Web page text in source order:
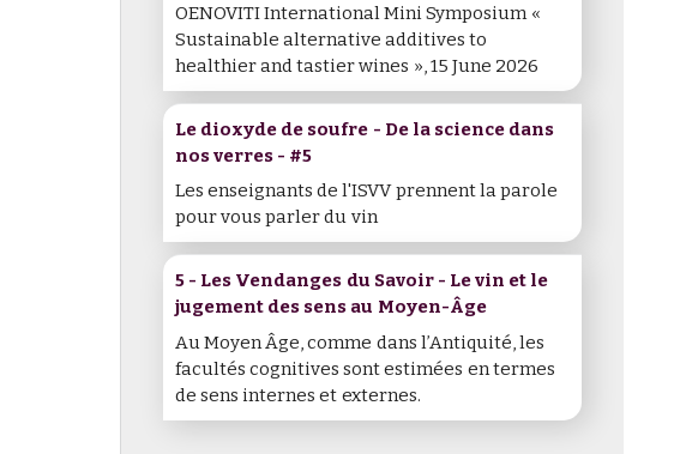
OENOVITI International Mini Symposium «
Sustainable alternative additives to
healthier and tastier wines », 15 June 2026
Le dioxyde de soufre - De la science dans
nos verres - #5
Les enseignants de l'ISVV prennent la parole
pour vous parler du vin
5 - Les Vendanges du Savoir - Le vin et le
jugement des sens au Moyen-Âge
Au Moyen Âge, comme dans l’Antiquité, les
facultés cognitives sont estimées en termes
de sens internes et externes.